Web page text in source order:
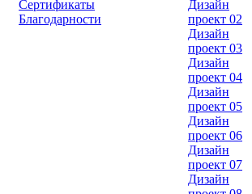
Сертификаты
Благодарности
Дизайн
проект 02
Дизайн
проект 03
Дизайн
проект 04
Дизайн
проект 05
Дизайн
проект 06
Дизайн
проект 07
Дизайн